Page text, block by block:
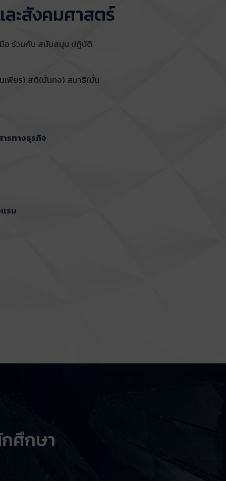
ะสังคมศาสตร์
อ ร่วมกัน สนับสนุน ปฏิบัติ
เพียร) สติ(มั่นคง) สมาธิ(มั่น
รทางธุรกิจ
รม
ศึกษา